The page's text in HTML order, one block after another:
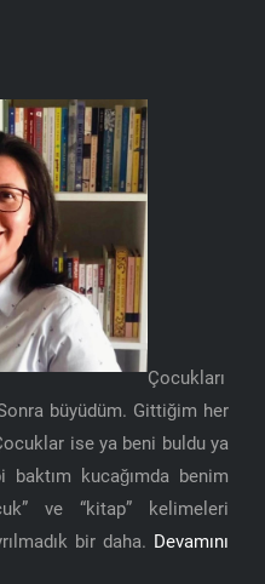
Çocukları
büyüdüm. Gittiğim her
ise ya beni buldu ya
kucağımda benim
ve “kitap” kelimeleri
bir daha. Devamını